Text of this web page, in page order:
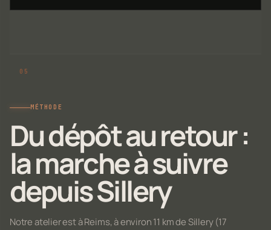
MÉTHODE
Du dépôt au retour :
la marche à suivre
depuis Sillery
Notre atelier est à Reims, à environ 11 km de Sillery (17